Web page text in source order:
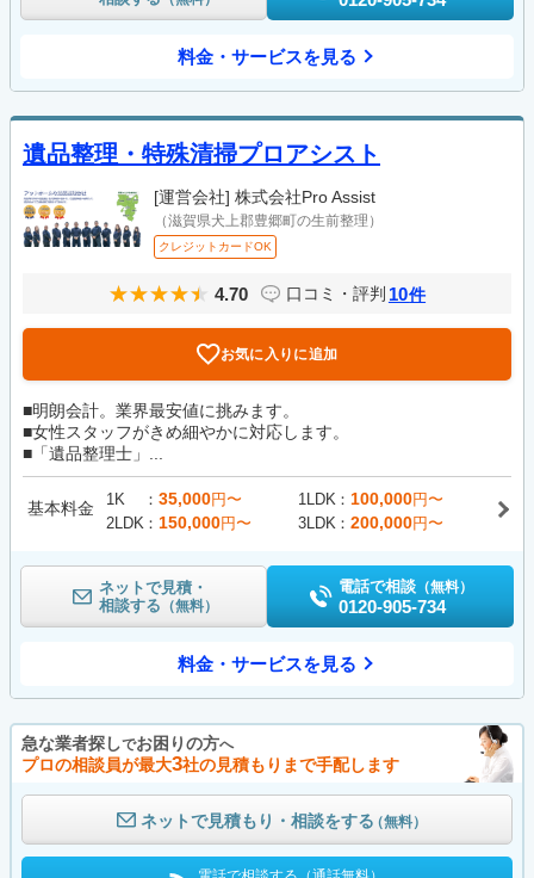
料金・サービスを見る
遺品整理・特殊清掃プロアシスト
[運営会社] 株式会社Pro Assist
（滋賀県犬上郡豊郷町の生前整理）
クレジットカードOK
4.70 口コミ・評判 10件
お気に入りに追加
■明朗会計。業界最安値に挑みます。
■女性スタッフがきめ細やかに対応します。
■「遺品整理士」...
基本料金 1K 35,000円〜 1LDK 100,000円〜
2LDK
150,000円〜 3LDK 200,000円〜
ネットで見積・
相談する （無料）
電話で相談 （無料）
0120-905-734
料金・サービスを見る
急な業者探しでお困りの方へ
プロの相談員が最大3社の見積もりまで手配します
ネットで見積もり・相談をする（無料）